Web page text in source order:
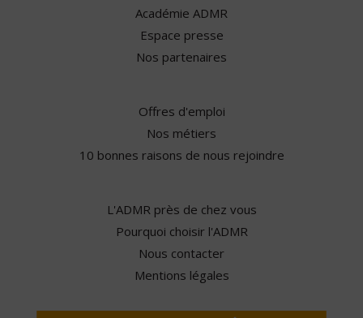
Académie ADMR
Espace presse
Nos partenaires
Offres d'emploi
Nos métiers
10 bonnes raisons de nous rejoindre
L'ADMR près de chez vous
Pourquoi choisir l'ADMR
Nous contacter
Mentions légales